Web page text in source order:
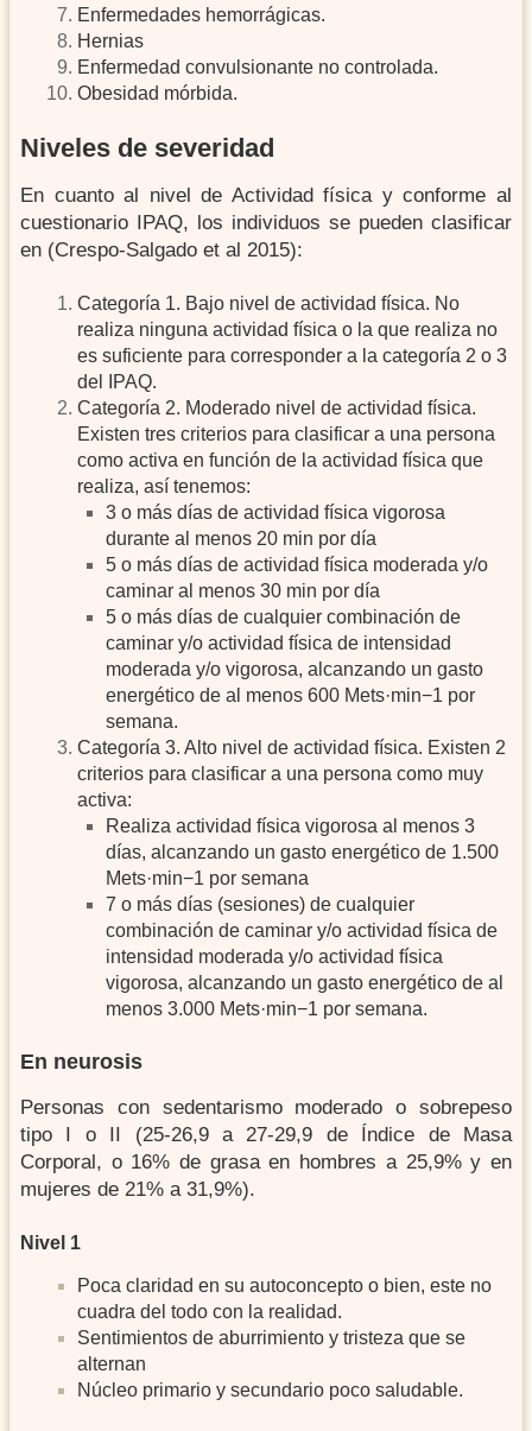
Enfermedades hemorrágicas.
Hernias
Enfermedad convulsionante no controlada.
Obesidad mórbida.
niveles de severidad
En cuanto al nivel de Actividad física y conforme al
cuestionario IPAQ, los individuos se pueden clasificar
en (Crespo-Salgado et al 2015):
Categoría 1. Bajo nivel de actividad física. No
realiza ninguna actividad física o la que realiza no
es suficiente para corresponder a la categoría 2 o 3
del IPAQ.
Categoría 2. Moderado nivel de actividad física.
Existen tres criterios para clasificar a una persona
como activa en función de la actividad física que
realiza, así tenemos:
3 o más días de actividad física vigorosa
durante al menos 20 min por día
5 o más días de actividad física moderada y/o
caminar al menos 30 min por día
5 o más días de cualquier combinación de
caminar y/o actividad física de intensidad
moderada y/o vigorosa, alcanzando un gasto
energético de al menos 600 Mets·min−1 por
semana.
Categoría 3. Alto nivel de actividad física. Existen 2
criterios para clasificar a una persona como muy
activa:
Realiza actividad física vigorosa al menos 3
días, alcanzando un gasto energético de 1.500
Mets·min−1 por semana
7 o más días (sesiones) de cualquier
combinación de caminar y/o actividad física de
intensidad moderada y/o actividad física
vigorosa, alcanzando un gasto energético de al
menos 3.000 Mets·min−1 por semana.
En neurosis
Personas con sedentarismo moderado o sobrepeso
tipo I o II (25-26,9 a 27-29,9 de Índice de Masa
Corporal, o 16% de grasa en hombres a 25,9% y en
mujeres de 21% a 31,9%).
Nivel 1
Poca claridad en su autoconcepto o bien, este no
cuadra del todo con la realidad.
Sentimientos de aburrimiento y tristeza que se
alternan
Núcleo primario y secundario poco saludable.